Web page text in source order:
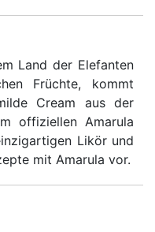
Land der Elefanten
Früchte, kommt
Cream aus der
offiziellen Amarula
Likör und
mit Amarula vor.